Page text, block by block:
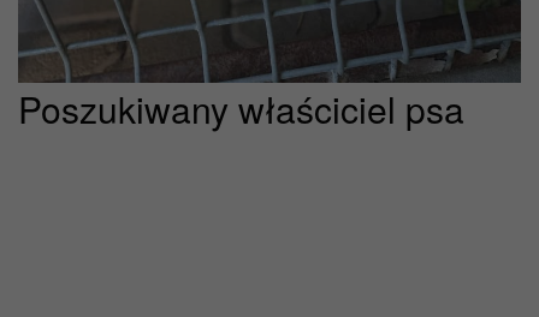
Poszukiwany właściciel psa